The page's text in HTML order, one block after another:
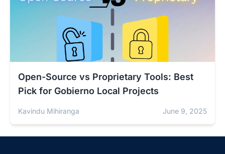
Open-Source vs Proprietary Tools: Best
Pick for Gobierno Local Projects
Kavindu Mihiranga June 9, 2025